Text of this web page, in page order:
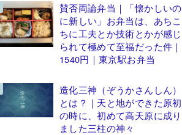
賛否両論弁当｜「懐かしいの
に新しい」お弁当は、あちこ
ちに工夫とか技術とかが感じ
られて極めて至福だった件｜
1540円｜東京駅お弁当
造化三神（ぞうかさんしん）
とは？｜天と地ができた原初
の時に、初めて高天原に成り
ました三柱の神々